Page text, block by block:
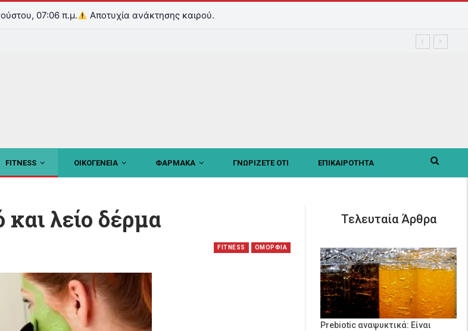
07:06 π.μ. Αποτυχία ανάκτησης καιρού.
FITNESS ΟΙΚΟΓΕΝΕΙΑ ΦΑΡΜΑΚΑ ΓΝΩΡΙΖΕΤΕ ΟΤΙ ΕΠΙΚΑΙΡΟΤΗΤΑ
λείο δέρμα
FITNESS OΜΟΡΦΙΑ
Τελευταία Άρθρα
Prebiotic αναψυκτικά: Είναι